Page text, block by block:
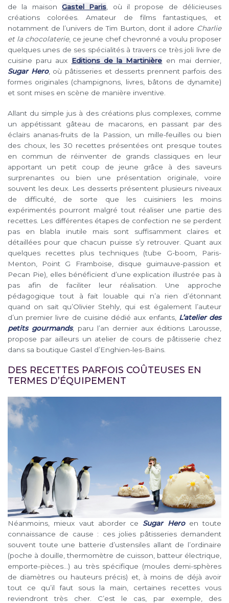
de la maison Gastel Paris , où il propose de délicieuses
créations colorées. Amateur de films fantastiques, et
notamment de l’univers de Tim Burton, dont il adore Charlie
et la chocolaterie, ce jeune chef chevronné a voulu proposer
quelques unes de ses spécialités à travers ce très joli livre de
cuisine paru aux Editions de la Martinière en mai dernier,
Sugar Hero, où pâtisseries et desserts prennent parfois des
formes originales (champignons, livres, bâtons de dynamite)
et sont mises en scène de manière inventive.
Allant du simple jus à des créations plus complexes, comme
un appétissant gâteau de macarons, en passant par des
éclairs ananas-fruits de la Passion, un mille-feuilles ou bien
des choux, les 30 recettes présentées ont presque toutes
en commun de réinventer de grands classiques en leur
apportant un petit coup de jeune grâce à des saveurs
surprenantes ou bien une présentation originale, voire
souvent les deux. Les desserts présentent plusieurs niveaux
de difficulté, de sorte que les cuisiniers les moins
expérimentés pourront malgré tout réaliser une partie des
recettes. Les différentes étapes de confection ne se perdent
pas en blabla inutile mais sont suffisamment claires et
détaillées pour que chacun puisse s’y retrouver. Quant aux
quelques recettes plus techniques (tube G-boom, Paris-
Menton, Point G Framboise, disque guimauve-passion et
Pecan Pie), elles bénéficient d’une explication illustrée pas à
pas afin de faciliter leur réalisation. Une approche
pédagogique tout à fait louable qui n’a rien d’étonnant
quand on sait qu’Olivier Stehly, qui est également l’auteur
d’un premier livre de cuisine dédié aux enfants, L’atelier des
petits gourmands, paru l’an dernier aux éditions Larousse,
propose par ailleurs un atelier de cours de pâtisserie chez
dans sa boutique Gastel d’Enghien-les-Bains.
DES RECETTES PARFOIS COÛTEUSES EN
TERMES D’ÉQUIPEMENT
Néanmoins, mieux vaut aborder ce Sugar Heroen toute
connaissance de cause : ces jolies pâtisseries demandent
souvent toute une batterie d’ustensiles allant de l’ordinaire
(poche à douille, thermomètre de cuisson, batteur électrique,
emporte-pièces…) au très spécifique (moules demi-sphères
de diamètres ou hauteurs précis) et, à moins de déjà avoir
tout ce qu’il faut sous la main, certaines recettes vous
reviendront très cher. C’est le cas, par exemple, des